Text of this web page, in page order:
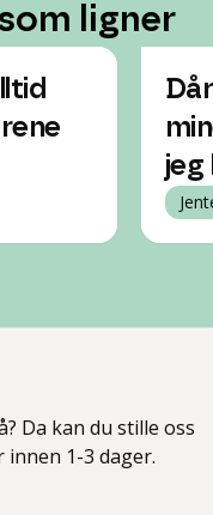
ligner
jeg
Da kan du stille oss
innen 1-3 dager.